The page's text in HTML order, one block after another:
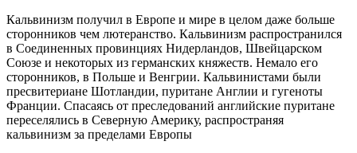
Кальвинизм получил в Европе и мире в целом даже больше
сторонников чем лютеранство. Кальвинизм распространился
в Соединенных провинциях Нидерландов, Швейцарском
Союзе и некоторых из германских княжеств. Немало его
сторонников, в Польше и Венгрии. Кальвинистами были
пресвитериане Шотландии, пуритане Англии и гугеноты
Франции. Спасаясь от преследований английские пуритане
переселялись в Северную Америку, распространяя
кальвинизм за пределами Европы